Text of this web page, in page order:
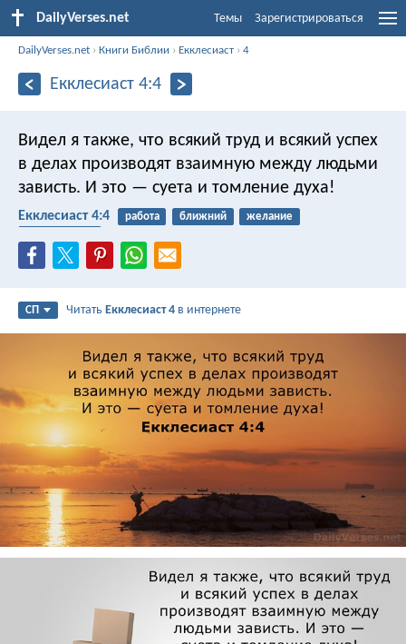
DailyVerses.net Темы Зарегистрироваться
DailyVerses.net ›Книги Библии › Екклесиаст ›4
Екклесиаст 4:4
Видел я также, что всякий труд и всякий успех
в делах производят взаимную между людьми
зависть. И это — суета и томление духа!
Екклесиаст 4:4 работа ближний
желание
СП ЧитатьЕкклесиаст 4 в интернете